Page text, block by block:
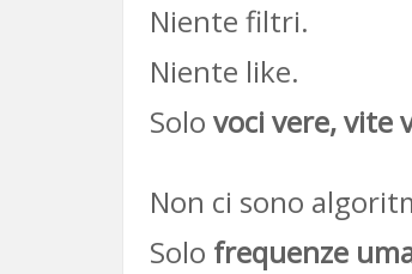
Niente filtri.
Niente like.
Solo voci vere, vite
Non ci sono
Solo frequenze